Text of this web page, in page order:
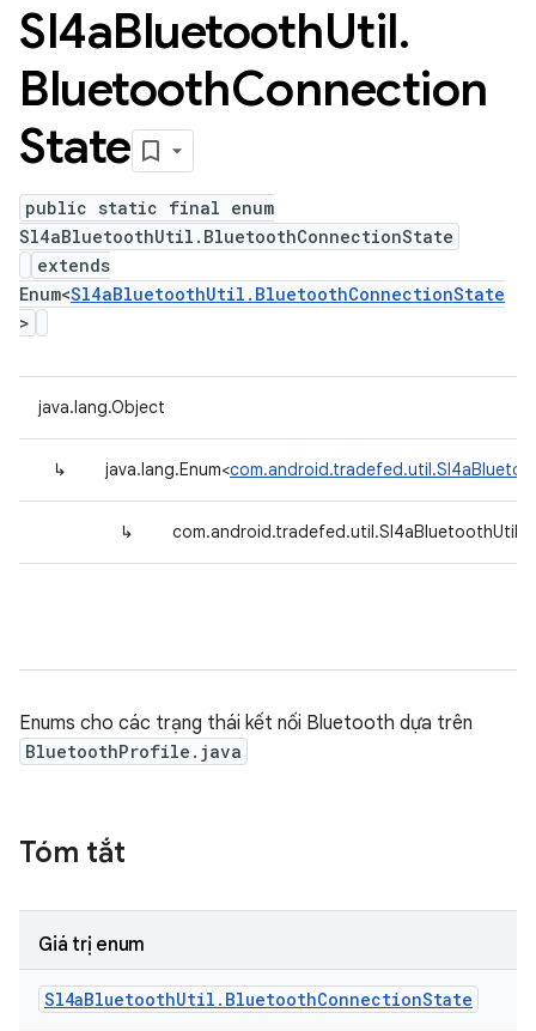
Sl4aBluetoothUtil.
BluetoothConnection
State
public static final enum
Sl4aBluetoothUtil.BluetoothConnectionState
extends
Enum<Sl4aBluetoothUtil.BluetoothConnectionState
>
java.lang.Object
↳ java.lang.Enum<
↳
Enums cho các trạng thái kết nối Bluetooth dựa trên
BluetoothProfile.java
Tóm tắt
Giá trị enum
Sl4aBluetoothUtil . BluetoothConnectionState